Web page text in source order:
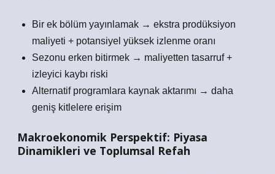
Bir ek bölüm yayınlamak → ekstra prodüksiyon
maliyeti + potansiyel yüksek izlenme oranı
Sezonu erken bitirmek → maliyetten tasarruf +
izleyici kaybı riski
Alternatif programlara kaynak aktarımı → daha
geniş kitlelere erişim
Makroekonomik Perspektif: Piyasa
Dinamikleri ve Toplumsal Refah